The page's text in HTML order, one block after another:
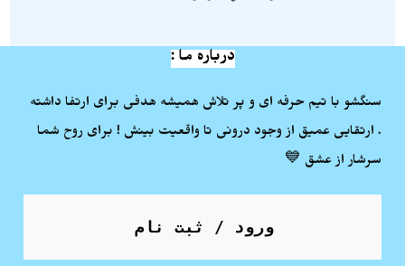
درباره ما :
سنگشو با تیم حرفه ای و پر تلاش همیشه هدفی برای ارتفا داشته
. ارتقایی عمیق از وجود درونی تا واقعیت بینش ! برای روح شما
سرشار از عشق 💙
ورود / ثبت نام